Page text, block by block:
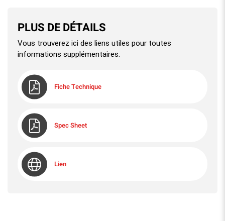
PLUS DE DÉTAILS
Vous trouverez ici des liens utiles pour toutes
informations supplémentaires.
Fiche Technique
Spec Sheet
Lien